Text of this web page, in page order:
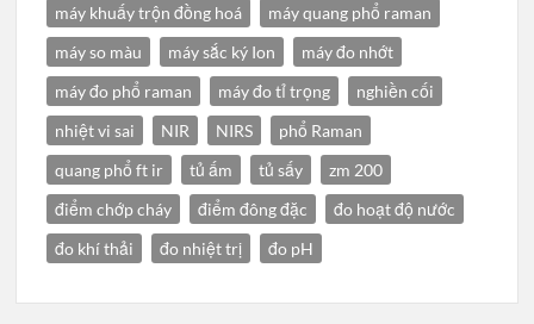
máy khuấy trộn đồng hoá
máy quang phổ raman
máy so màu
máy sắc ký Ion
máy đo nhớt
máy đo phổ raman
máy đo tỉ trọng
nghiền cối
nhiệt vi sai
NIR NIRS
phổ Raman
quang phổ ft ir
tủ ấm tủ sấy
zm 200
điểm chớp cháy
điểm đông đặc
đo hoạt độ nước
đo khí thải
đo nhiệt trị đo pH